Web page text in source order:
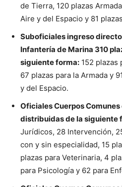
de Tierra, 120 plazas
Aire y del Espacio y 81
Suboficiales ingreso
Infantería de Marina 310
siguiente forma: 152 plazas
67 plazas para la Armada y
y del Espacio.
Oficiales Cuerpos
distribuidas de la siguiente
Jurídicos, 28 Intervención,
con y sin especialidad, 15
plazas para Veterinaria, 4
para Psicología y 62 para